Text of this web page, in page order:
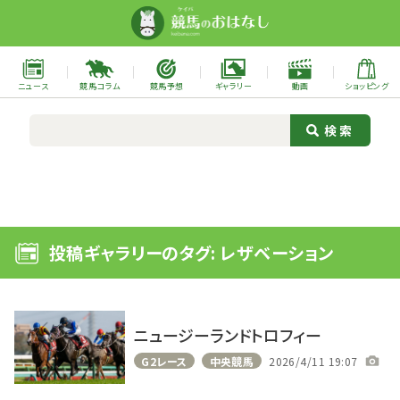
ニュース 競馬コラム 競馬予想 ギャラリー 動画 ショッピング
投稿ギャラリーのタグ: レザベーション
ニュージーランドトロフィー
G2レース 中央競馬 2026/4/11 19:07